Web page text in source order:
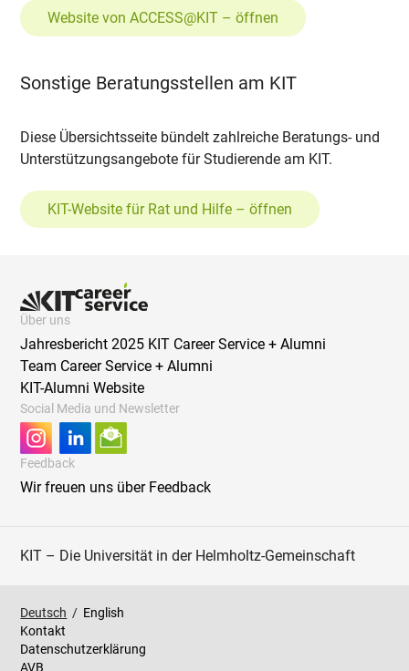
Website von ACCESS@KIT – öffnen
Sonstige Beratungsstellen am KIT
Diese Übersichtsseite bündelt zahlreiche Beratungs- und
Unterstützungsangebote für Studierende am KIT.
KIT-Website für Rat und Hilfe – öffnen
Über uns
Jahresbericht 2025 KIT Career Service + Alumni
Team Career Service + Alumni
KIT-Alumni Website
Social Media und Newsletter
Feedback
Wir freuen uns über Feedback
KIT – Die Universität in der Helmholtz-Gemeinschaft
Deutsch / English
Kontakt
Datenschutzerklärung
AVB